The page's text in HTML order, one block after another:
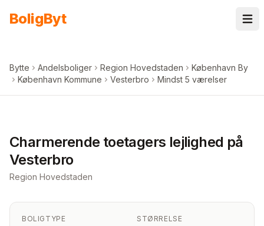
BoligByt
Bytte Andelsboliger Region Hovedstaden
København By
København Kommune
Vesterbro Mindst 5 værelser
Charmerende toetagers lejlighed på
Vesterbro
Region Hovedstaden
BOLIGTYPE STØRRELSE